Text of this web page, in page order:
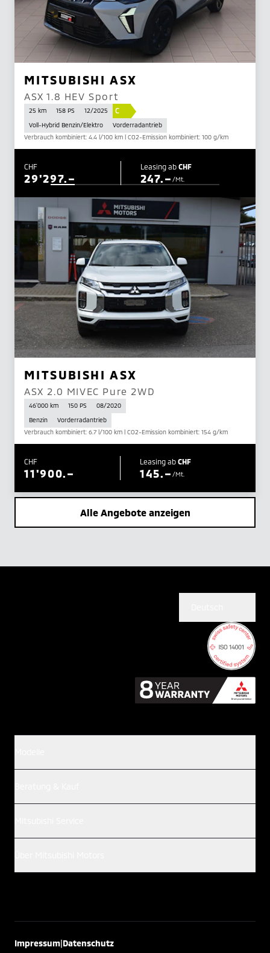
MITSUBISHI ASX
ASX 1.8 HEV Sport
25 km 158 PS 12/2025 C
Voll-Hybrid Benzin/Elektro
Vorderradantrieb
Verbrauch kombiniert: 4.4 l/100 km | CO2-Emission kombiniert: 100 g/km
CHF
29'297.–
Leasing ab CHF
247.– /Mt.
MITSUBISHI ASX
ASX 2.0 MIVEC Pure 2WD
46'000 km 150 PS
08/2020
Benzin
Vorderradantrieb
Verbrauch kombiniert: 6.7 l/100 km | CO2-Emission kombiniert: 154 g/km
CHF
11'900.–
Leasing ab CHF
145.– /Mt.
Alle Angebote anzeigen
Impressum|Datenschutz